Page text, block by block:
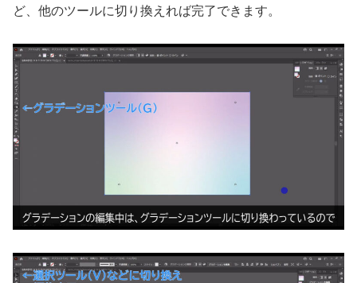
ど、他のツールに切り換えれば完了できます。